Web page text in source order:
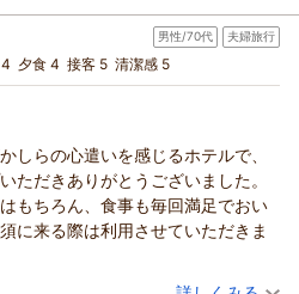
申し上げております。
（返信日：2026/07/19）
代)
和牛ステーキのメイン料理ディナー】＝
朝・夕
人一人あたり/税込)
ラシオン那須にご宿泊いただき
想をお寄せいただき重ねて御礼申
いたご様子で何よりでございま
男性/70代 夫婦旅行
夕食 4 接客 5 清潔感 5
しらの心遣いを感じるホテルで、
ただきありがとうございました。
もちろん、食事も毎回満足でおい
に来る際は利用させていただきま
（投稿日：2026/07/13）